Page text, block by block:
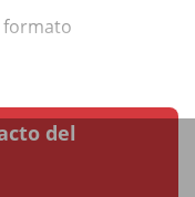
formato
del